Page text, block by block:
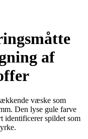
af
væske som
Den lyse gule farve
identificerer spildet som